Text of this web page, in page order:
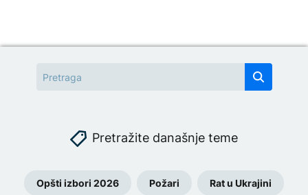
Pretražite današnje teme
Opšti izbori 2026 Požari Rat u Ukrajini